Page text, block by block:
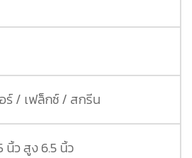
ร์ / เฟล็กซ์ / สกรีน
นิ้ว สูง 6.5 นิ้ว